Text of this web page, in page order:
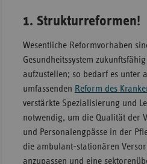
1. Strukturreformen!
Wesentliche Reformvorhaben
Gesundheitssystem
aufzustellen; so bedarf es unter
umfassenden Reform des
verstärkte Spezialisierung und
notwendig, um die Qualität der
und Personalengpässe in der
die ambulant-stationären
anzupassen und eine